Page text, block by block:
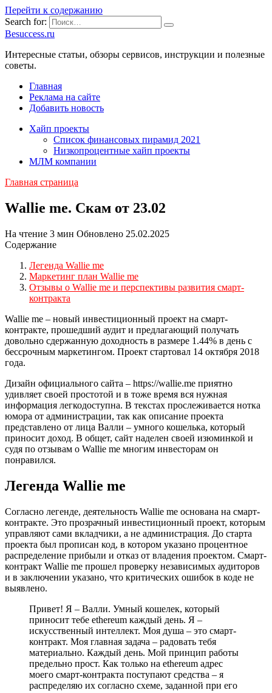
Перейти к содержанию
Search for:
Besuccess.ru
Интересные статьи, обзоры сервисов, инструкции и полезные
советы.
Главная
Реклама на сайте
Добавить новость
Хайп проекты
Список финансовых пирамид 2021
Низкопроцентные хайп проекты
МЛМ компании
Главная страница
Wallie me. Скам от 23.02
На чтение 3 мин Обновлено 25.02.2025
Содержание
Легенда Wallie me
Маркетинг план Wallie me
Отзывы о Wallie me и перспективы развития смарт-
контракта
Wallie me – новый инвестиционный проект на смарт-
контракте, прошедший аудит и предлагающий получать
довольно сдержанную доходность в размере 1.44% в день с
бессрочным маркетингом. Проект стартовал 14 октября 2018
года.
Дизайн официального сайта – https://wallie.me приятно
удивляет своей простотой и в тоже время вся нужная
информация легкодоступна. В текстах прослеживается нотка
юмора от администрации, так как описание проекта
представлено от лица Валли – умного кошелька, который
приносит доход. В общет, сайт наделен своей изюминкой и
судя по отзывам о Wallie me многим инвесторам он
понравился.
Легенда Wallie me
Согласно легенде, деятельность Wallie me основана на смарт-
контракте. Это прозрачный инвестиционный проект, которым
управляют сами вкладчики, а не администрация. До старта
проекта был прописан код, в котором указано процентное
распределение прибыли и отказ от владения проектом. Смарт-
контракт Wallie me прошел проверку независимых аудиторов
и в заключении указано, что критических ошибок в коде не
выявлено.
Привет! Я – Валли. Умный кошелек, который
приносит тебе ethereum каждый день. Я –
искусственный интеллект. Моя душа – это смарт-
контракт. Моя главная задача – радовать тебя
материально. Каждый день. Мой принцип работы
предельно прост. Как только на ethereum адрес
моего смарт-контракта поступают средства – я
распределяю их согласно схеме, заданной при его